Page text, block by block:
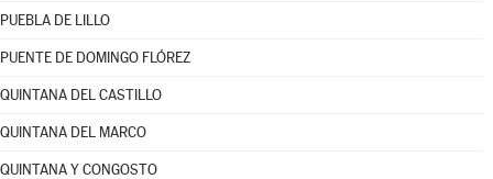
PUEBLA DE LILLO
PUENTE DE DOMINGO FLÓREZ
QUINTANA DEL CASTILLO
QUINTANA DEL MARCO
QUINTANA Y CONGOSTO